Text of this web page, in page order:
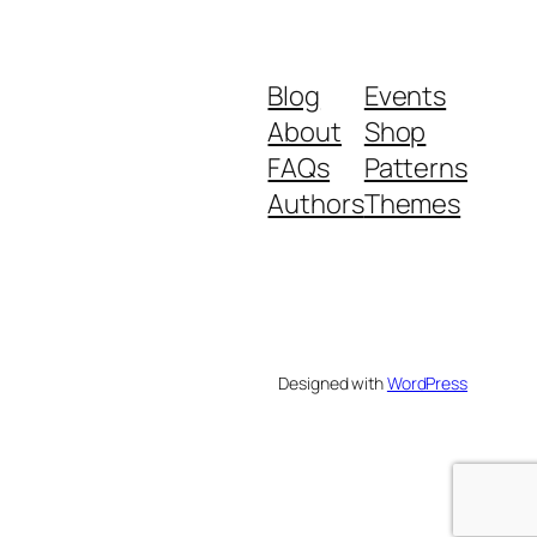
Blog
About
FAQs
Authors
Events
Shop
Patterns
Themes
Designed withWordPress